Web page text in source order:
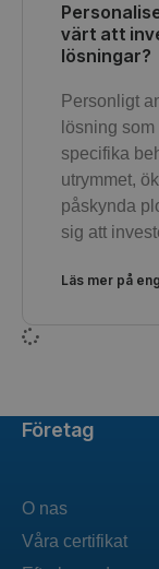
värt att
lösningar?
Personligt
lösning
specifika
utrymmet,
påskynda
sig att
Läs mer på
Företag
O nas
Våra certifikat